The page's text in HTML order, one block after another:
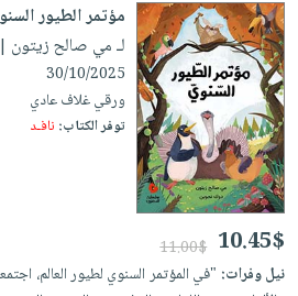
مؤتمر الطيور
لـ مي صالح زيتون
30/10/2025
ورقي غلاف عادي
توفر الكتاب: نافـد
10.45$
11.00$
نيل وفرات: "في المؤتمر السنوي لطيور العالم،